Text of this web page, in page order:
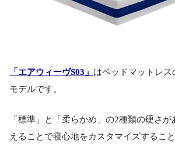
「エアウィーヴS03」 はベッドマットレ
モデルです。
「標準」と「柔らかめ」の2種類の硬さ
えることで寝心地をカスタマイズすること